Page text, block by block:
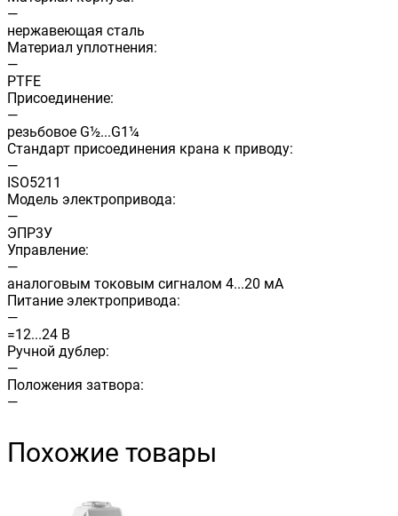
—
нержавеющая сталь
Материал уплотнения:
—
PTFE
Присоединение:
—
резьбовое G½...G1¼
Стандарт присоединения крана к приводу:
—
ISO5211
Модель электропривода:
—
ЭПР3У
Управление:
—
аналоговым токовым сигналом 4...20 мА
Питание электропривода:
—
=12...24 В
Ручной дублер:
—
Положения затвора:
—
Похожие товары